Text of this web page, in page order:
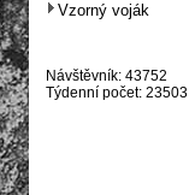
Vzorný voják
Návštěvník: 43752
Týdenní počet: 23503